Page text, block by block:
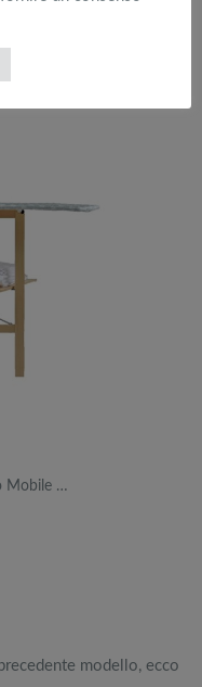
Mobile …
modello, ecco